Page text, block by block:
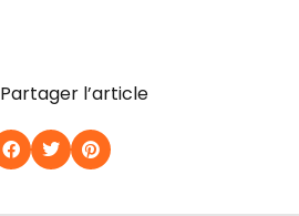
Partager l’article